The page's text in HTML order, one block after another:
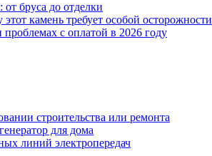
бруса до отделки
камень требует особой осторожности
с оплатой в 2026 году
строительства или ремонта
для дома
линий электропередач